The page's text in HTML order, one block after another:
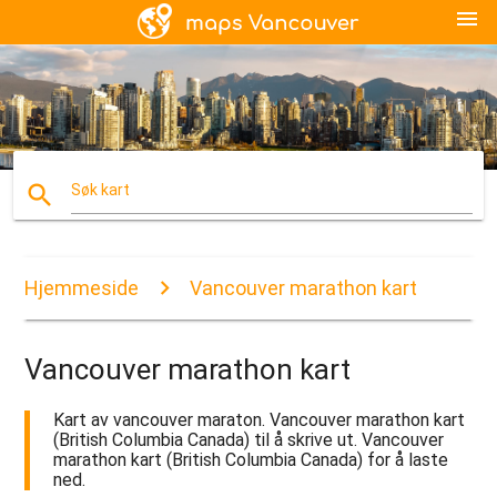
menu
search Søk kart
Hjemmeside Vancouver marathon kart
Vancouver marathon kart
Kart av vancouver maraton. Vancouver marathon kart
(British Columbia Canada) til å skrive ut. Vancouver
marathon kart (British Columbia Canada) for å laste
ned.